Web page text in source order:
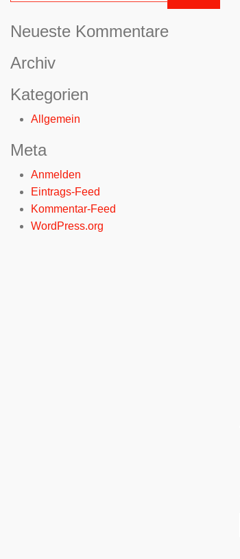
Neueste Kommentare
Archiv
Kategorien
Allgemein
Meta
Anmelden
Eintrags-Feed
Kommentar-Feed
WordPress.org